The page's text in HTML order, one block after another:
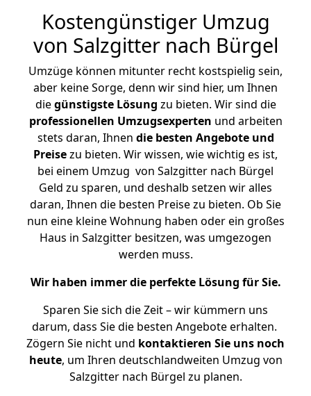
Kostengünstiger Umzug
von Salzgitter nach Bürgel
Umzüge können mitunter recht kostspielig sein,
aber keine Sorge, denn wir sind hier, um Ihnen
diegünstigste Lösung zu bieten. Wir sind die
professionellen Umzugsexperten und arbeiten
stets daran, Ihnen die besten Angebote und
Preisezu bieten. Wir wissen, wie wichtig es ist,
bei einem Umzug von Salzgitter nach Bürgel
Geld zu sparen, und deshalb setzen wir alles
daran, Ihnen die besten Preise zu bieten. Ob Sie
nun eine kleine Wohnung haben oder ein großes
Haus in Salzgitter besitzen, was umgezogen
werden muss.
Wir haben immer die perfekte Lösung für Sie.
Sparen Sie sich die Zeit – wir kümmern uns
darum, dass Sie die besten Angebote erhalten.
Zögern Sie nicht und kontaktieren Sie uns noch
heute, um Ihren deutschlandweiten Umzug von
Salzgitter nach Bürgel zu planen.